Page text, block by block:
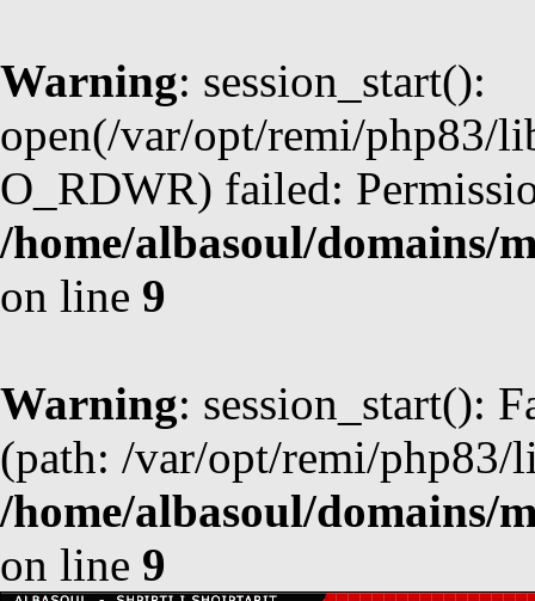
Warning: session_start():
open(/var/opt/remi/php83/
O_RDWR) failed:
/home/albasoul/domains/
on line 9
Warning: session_start():
(path: /var/opt/remi/php83/
/home/albasoul/domains/
on line 9